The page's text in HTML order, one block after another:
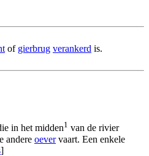
of gierbrug verankerd is.
in het midden1 van de rivier
andere oevervaart. Een enkele
]